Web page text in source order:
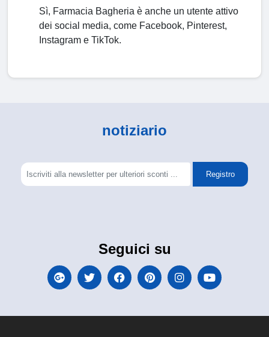
Sì, Farmacia Bagheria è anche un utente attivo
dei social media, come Facebook, Pinterest,
Instagram e TikTok.
notiziario
Registro
Seguici su